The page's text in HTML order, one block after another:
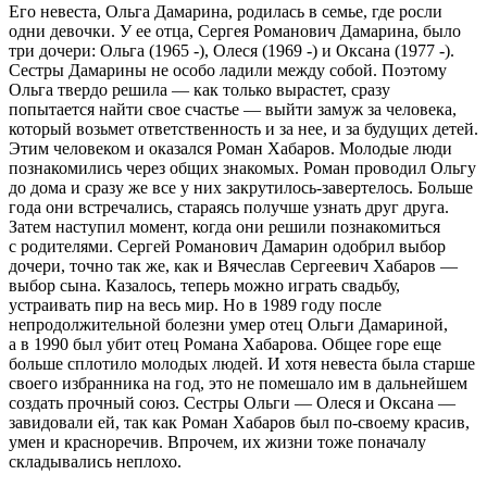
Его невеста, Ольга Дамарина, родилась в семье, где росли
одни девочки. У ее отца, Сергея Романович Дамарина, было
три дочери: Ольга (1965 -), Олеся (1969 -) и Оксана (1977 -).
Сестры Дамарины не особо ладили между собой. Поэтому
Ольга твердо решила — как только вырастет, сразу
попытается найти свое счастье — выйти замуж за человека,
который возьмет ответственность и за нее, и за будущих детей.
Этим человеком и оказался Роман Хабаров. Молодые люди
познакомились через общих знакомых. Роман проводил Ольгу
до дома и сразу же все у них закрутилось-завертелось. Больше
года они встречались, стараясь получше узнать друг друга.
Затем наступил момент, когда они решили познакомиться
с родителями. Сергей Романович Дамарин одобрил выбор
дочери, точно так же, как и Вячеслав Сергеевич Хабаров —
выбор сына. Казалось, теперь можно играть свадьбу,
устраивать пир на весь мир. Но в 1989 году после
непродолжительной болезни умер отец Ольги Дамариной,
а в 1990 был убит отец Романа Хабарова. Общее горе еще
больше сплотило молодых людей. И хотя невеста была старше
своего избранника на год, это не помешало им в дальнейшем
создать прочный союз. Сестры Ольги — Олеся и Оксана —
завидовали ей, так как Роман Хабаров был по-своему красив,
умен и красноречив. Впрочем, их жизни тоже поначалу
складывались неплохо.